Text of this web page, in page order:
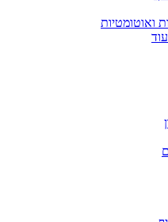
ואוטומטיות